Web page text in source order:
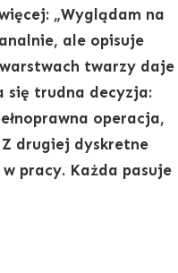
„Wyglądam na
ale opisuje
twarzy daje
się trudna decyzja:
operacja,
drugiej dyskretne
pracy. Każda pasuje